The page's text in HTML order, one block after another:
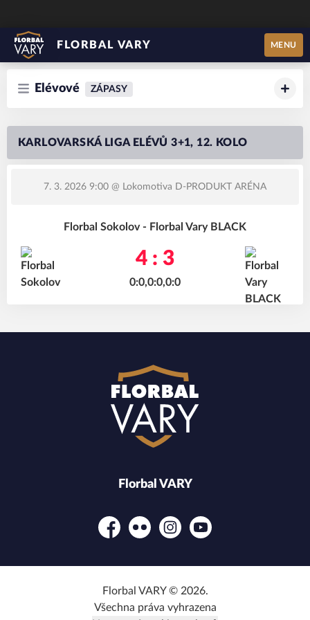
FLORBAL VARY MENU
Elévové ZÁPASY
KARLOVARSKÁ LIGA ELÉVŮ 3+1, 12. KOLO
7. 3. 2026 9:00 @ Lokomotiva D-PRODUKT ARÉNA
Florbal Sokolov - Florbal Vary BLACK
4 : 3
0:0,0:0,0:0
Florbal VARY
FacebookFlickr InstagramYouTube
Florbal VARY © 2026.
Všechna práva vyhrazena